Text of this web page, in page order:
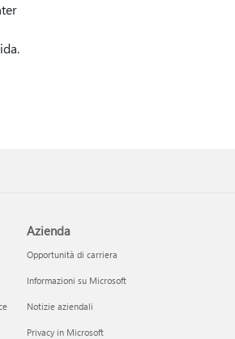
Azienda
Opportunità di carriera
Informazioni su Microsoft
Notizie aziendali
Privacy in Microsoft